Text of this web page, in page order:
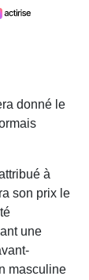
donné le
à
son prix le
une
masculine